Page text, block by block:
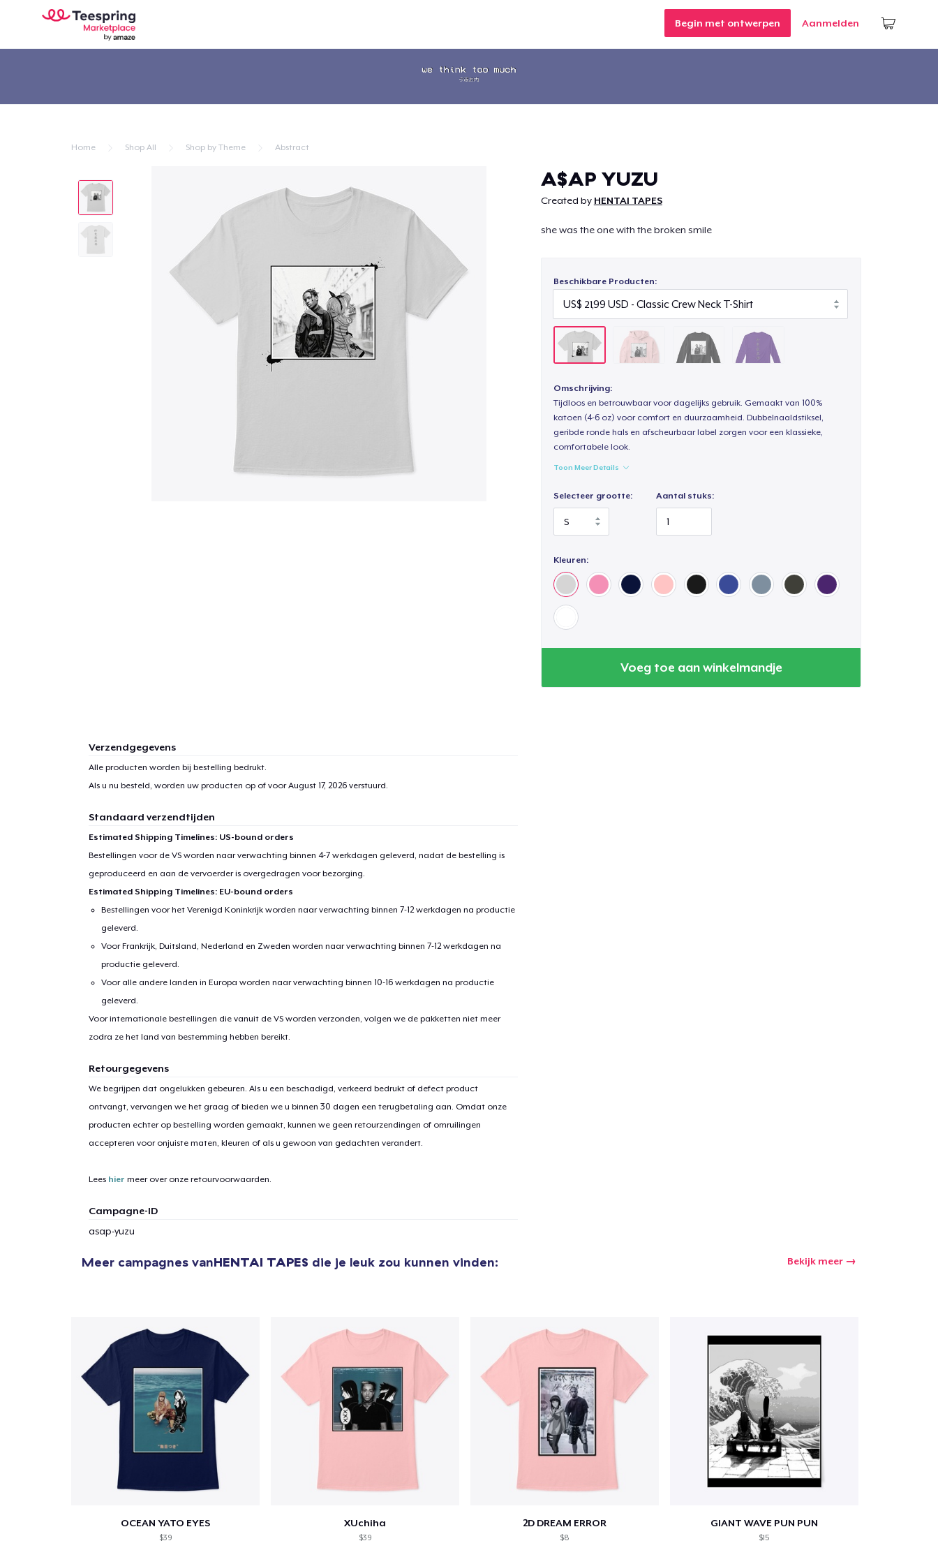
Begin met ontwerpen Aanmelden
Home Shop All Shop by Theme Abstract
A$AP YUZU
Created by HENTAI TAPES
she was the one with the broken smile
Beschikbare Producten:
Omschrijving:
Tijdloos en betrouwbaar voor dagelijks gebruik. Gemaakt van 100%
katoen (4-6 oz) voor comfort en duurzaamheid. Dubbelnaaldstiksel,
geribde ronde hals en afscheurbaar label zorgen voor een klassieke,
comfortabele look.
Toon Meer Details
Selecteer grootte: Aantal stuks:
Kleuren:
Voeg toe aan winkelmandje
Verzendgegevens
Alle producten worden bij bestelling bedrukt.
Als u nu besteld, worden uw producten op of voorAugust 17, 2026verstuurd.
Standaard verzendtijden
Estimated Shipping Timelines: US-bound orders
Bestellingen voor de VS worden naar verwachting binnen 4-7 werkdagen geleverd, nadat de bestelling is
geproduceerd en aan de vervoerder is overgedragen voor bezorging.
Estimated Shipping Timelines: EU-bound orders
Bestellingen voor het Verenigd Koninkrijk worden naar verwachting binnen 7-12 werkdagen na productie
geleverd.
Voor Frankrijk, Duitsland, Nederland en Zweden worden naar verwachting binnen 7-12 werkdagen na
productie geleverd.
Voor alle andere landen in Europa worden naar verwachting binnen 10-16 werkdagen na productie
geleverd.
Voor internationale bestellingen die vanuit de VS worden verzonden, volgen we de pakketten niet meer
zodra ze het land van bestemming hebben bereikt.
Retourgegevens
We begrijpen dat ongelukken gebeuren. Als u een beschadigd, verkeerd bedrukt of defect product
ontvangt, vervangen we het graag of bieden we u binnen 30 dagen een terugbetaling aan. Omdat onze
producten echter op bestelling worden gemaakt, kunnen we geen retourzendingen of omruilingen
accepteren voor onjuiste maten, kleuren of als u gewoon van gedachten verandert.
Lees hier meer over onze retourvoorwaarden.
Campagne-ID
asap-yuzu
Meer campagnes vanHENTAI TAPES die je leuk zou kunnen vinden: Bekijk meer
OCEAN YATO EYES
$39
XUchiha
$39
2D DREAM ERROR
$8
GIANT WAVE PUN PUN
$15
winkelwagen toegevoegd Ga naar winkelwagen
Classic Crew Neck T-Shirt